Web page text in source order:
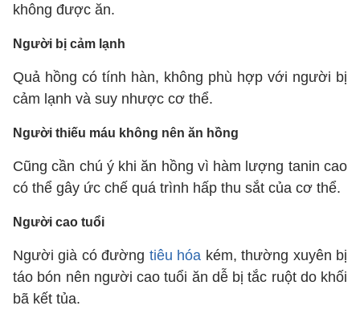
không được ăn.
Người bị cảm lạnh
Quả hồng có tính hàn, không phù hợp với người bị
cảm lạnh và suy nhược cơ thể.
Người thiếu máu không nên ăn hồng
Cũng cần chú ý khi ăn hồng vì hàm lượng tanin cao
có thể gây ức chế quá trình hấp thu sắt của cơ thể.
Người cao tuổi
Người già có đường tiêu hóa kém, thường xuyên bị
táo bón nên người cao tuổi ăn dễ bị tắc ruột do khối
bã kết tủa.